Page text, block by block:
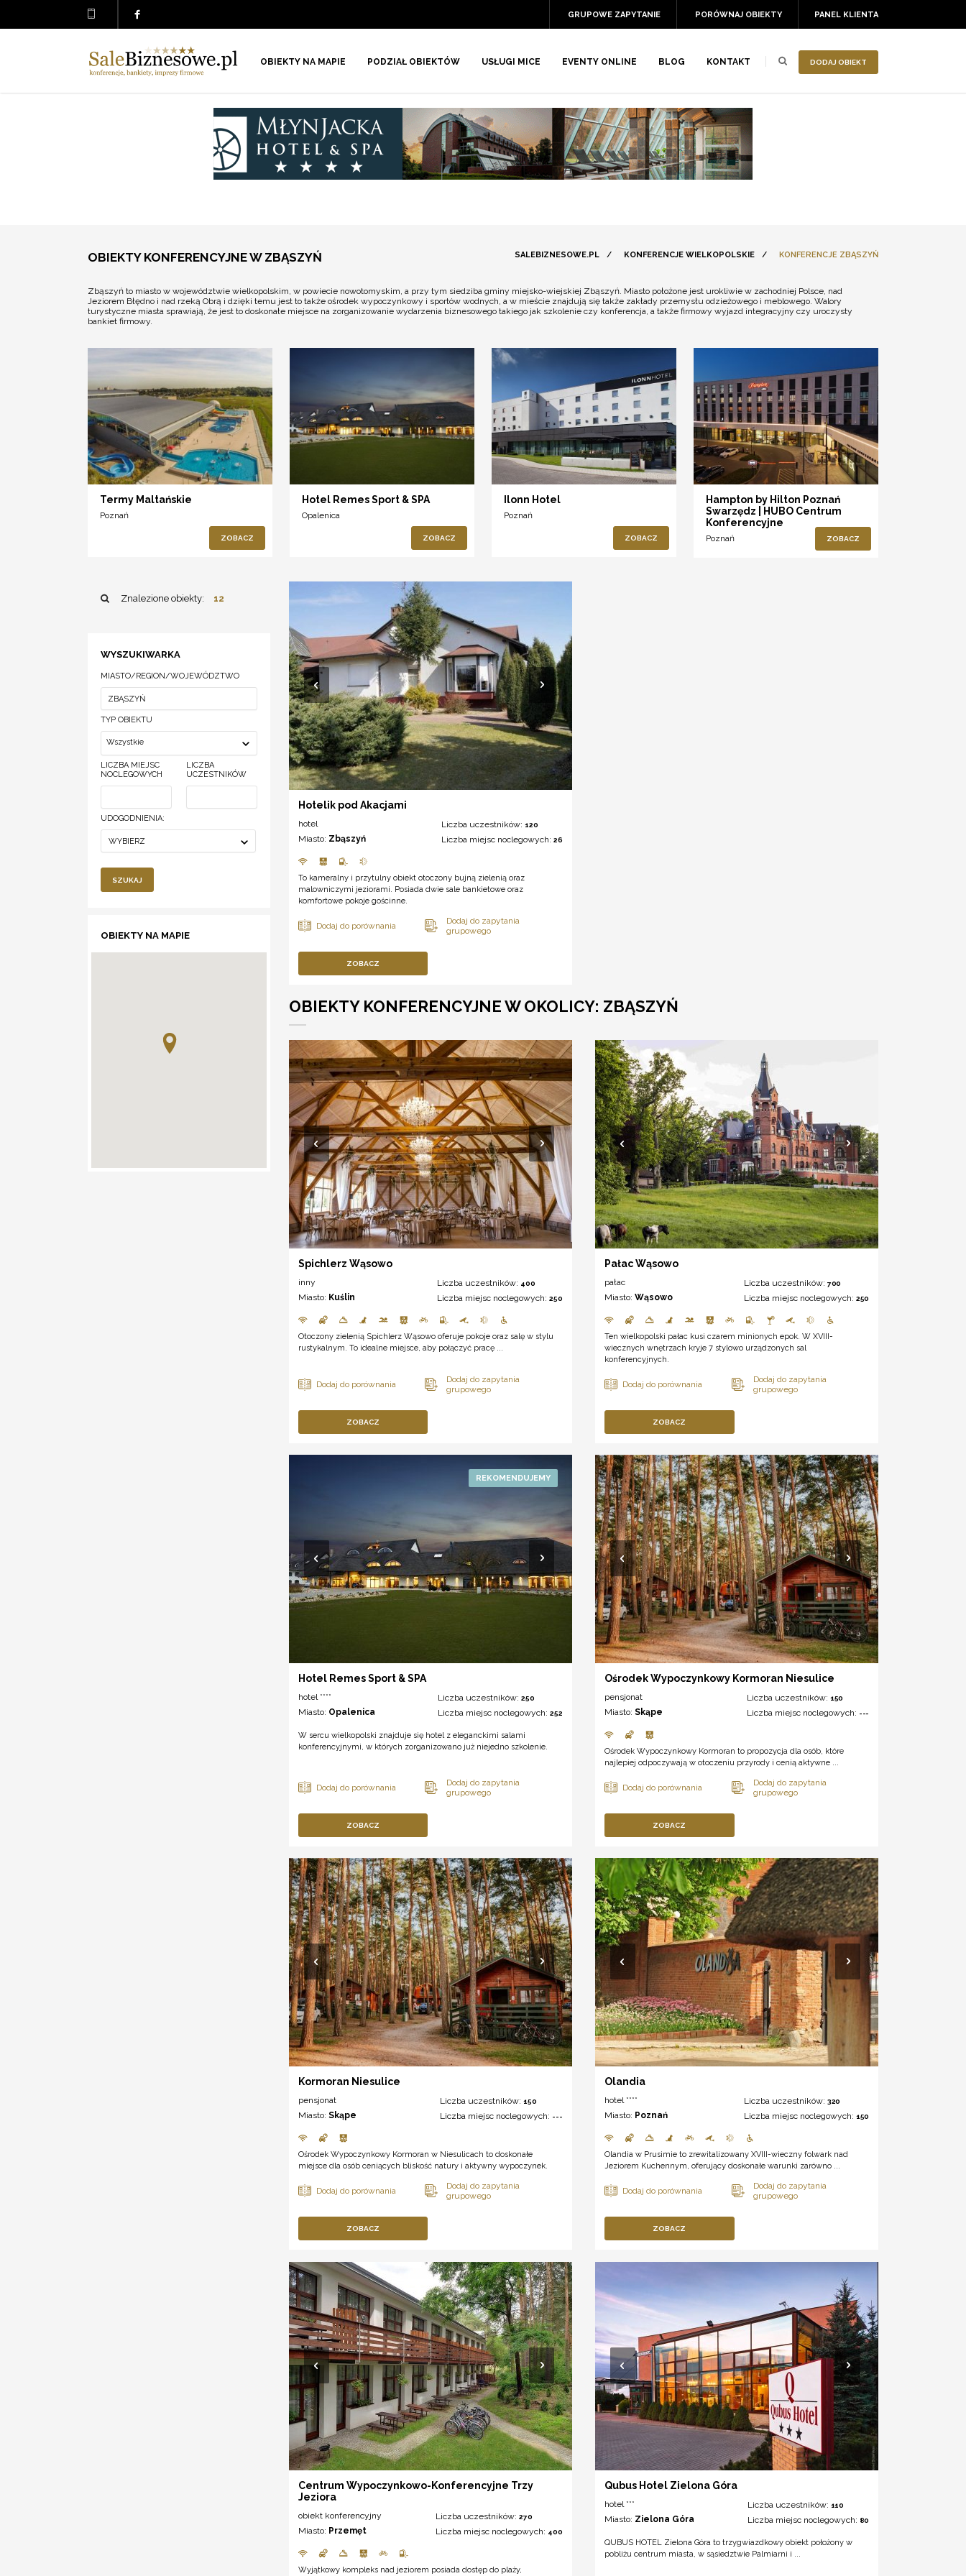
PANEL KLIENTA
PORÓWNAJ OBIEKTY
GRUPOWE ZAPYTANIE
DODAJ OBIEKT
OBIEKTY NA MAPIE PODZIAŁ OBIEKTÓW USŁUGI MICE EVENTY ONLINE BLOG KONTAKT
OBIEKTY KONFERENCYJNE W ZBĄSZYŃ SALEBIZNESOWE.PL / KONFERENCJE WIELKOPOLSKIE / KONFERENCJE ZBĄSZYŃ
Zbąszyń to miasto w województwie wielkopolskim, w powiecie nowotomyskim, a przy tym siedziba gminy miejsko-wiejskiej Zbąszyń. Miasto położone jest urokliwie w zachodniej Polsce, nad
Jeziorem Błędno i nad rzeką Obrą i dzięki temu jest to także ośrodek wypoczynkowy i sportów wodnych, a w mieście znajdują się także zakłady przemysłu odzieżowego i meblowego. Walory
turystyczne miasta sprawiają, że jest to doskonałe miejsce na zorganizowanie wydarzenia biznesowego takiego jak szkolenie czy konferencja, a także firmowy wyjazd integracyjny czy uroczysty
bankiet firmowy.
Termy Maltańskie
Poznań
ZOBACZ
Hotel Remes Sport & SPA
Opalenica
ZOBACZ
Ilonn Hotel
Poznań
ZOBACZ
Hampton by Hilton Poznań
Swarzędz | HUBO Centrum
Konferencyjne
Poznań ZOBACZ
Znalezione obiekty: 12
WYSZUKIWARKA
MIASTO/REGION/WOJEWÓDZTWO
TYP OBIEKTU
Wszystkie
LICZBA MIEJSC
NOCLEGOWYCH
LICZBA
UCZESTNIKÓW
UDOGODNIENIA:
WYBIERZ
SZUKAJ
OBIEKTY NA MAPIE
Hotelik pod Akacjami
hotel
Miasto: Zbąszyń
Liczba uczestników:120
Liczba miejsc noclegowych:26
To kameralny i przytulny obiekt otoczony bujną zielenią oraz
malowniczymi jeziorami. Posiada dwie sale bankietowe oraz
komfortowe pokoje gościnne.
ZOBACZ
OBIEKTY KONFERENCYJNE W OKOLICY: ZBĄSZYŃ
Spichlerz Wąsowo
inny
Miasto: Kuślin
Liczba uczestników: 400
Liczba miejsc noclegowych:250
Otoczony zielenią Spichlerz Wąsowo oferuje pokoje oraz salę w stylu
rustykalnym. To idealne miejsce, aby połączyć pracę ...
ZOBACZ
Pałac Wąsowo
pałac
Miasto:Wąsowo
Liczba uczestników: 700
Liczba miejsc noclegowych: 250
Ten wielkopolski pałac kusi czarem minionych epok. W XVIII-
wiecznych wnętrzach kryje 7 stylowo urządzonych sal
konferencyjnych.
ZOBACZ
Hotel Remes Sport & SPA
hotel ****
Miasto: Opalenica
Liczba uczestników:250
Liczba miejsc noclegowych:252
W sercu wielkopolski znajduje się hotel z eleganckimi salami
konferencyjnymi, w których zorganizowano już niejedno szkolenie.
ZOBACZ
Ośrodek Wypoczynkowy Kormoran Niesulice
pensjonat
Miasto:Skąpe
Liczba uczestników: 150
Liczba miejsc noclegowych: ---
Ośrodek Wypoczynkowy Kormoran to propozycja dla osób, które
najlepiej odpoczywają w otoczeniu przyrody i cenią aktywne ...
ZOBACZ
Kormoran Niesulice
pensjonat
Miasto: Skąpe
Liczba uczestników:150
Liczba miejsc noclegowych: ---
Ośrodek Wypoczynkowy Kormoran w Niesulicach to doskonałe
miejsce dla osób ceniących bliskość natury i aktywny wypoczynek.
ZOBACZ
Olandia
hotel ****
Miasto: Poznań
Liczba uczestników: 320
Liczba miejsc noclegowych: 150
Olandia w Prusimie to zrewitalizowany XVIII-wieczny folwark nad
Jeziorem Kuchennym, oferujący doskonałe warunki zarówno ...
ZOBACZ
Centrum Wypoczynkowo-Konferencyjne Trzy
Jeziora
obiekt konferencyjny
Miasto: Przemęt
Liczba uczestników:270
Liczba miejsc noclegowych: 400
Wyjątkowy kompleks nad jeziorem posiada dostęp do plaży,
Qubus Hotel Zielona Góra
hotel ***
Miasto: Zielona Góra
Liczba uczestników: 110
Liczba miejsc noclegowych: 80
QUBUS HOTEL Zielona Góra to trzygwiazdkowy obiekt położony w
pobliżu centrum miasta, w sąsiedztwie Palmiarni i ...